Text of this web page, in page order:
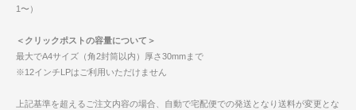
1〜）
＜クリックポストの容量について＞
最大でA4サイズ（角2封筒以内）厚さ30mmまで
※12インチLPはご利用いただけません
上記基準を超えるご注文内容の場合、自動で宅配便での発送となり送料が変更とな